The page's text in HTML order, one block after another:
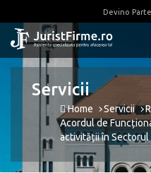
Devino
Servicii
Home Servicii
Acordul de
activității în Sectorul